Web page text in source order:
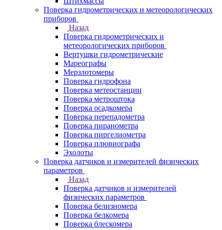
Поверка гидрометрических и метеорологических
приборов
Назад
Поверка гидрометрических и
метеорологических приборов
Вертушки гидрометрические
Мареографы
Мерзлотомеры
Поверка гидрофона
Поверка метеостанции
Поверка метроштока
Поверка осадкомера
Поверка перепадометра
Поверка пиранометра
Поверка пиргелиометра
Поверка плювиографа
Эхолоты
Поверка датчиков и измерителей физических
параметров
Назад
Поверка датчиков и измерителей
физических параметров
Поверка белизномера
Поверка белкомера
Поверка блескомера